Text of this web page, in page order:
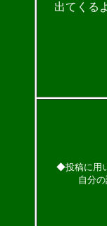
出てくる
◆投稿に用
自分